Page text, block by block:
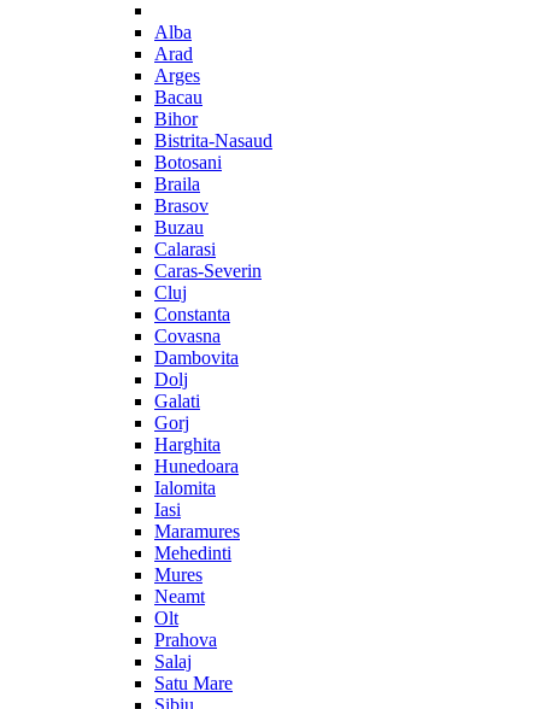
Alba
Arad
Arges
Bacau
Bihor
Bistrita-Nasaud
Botosani
Braila
Brasov
Buzau
Calarasi
Caras-Severin
Cluj
Constanta
Covasna
Dambovita
Dolj
Galati
Gorj
Harghita
Hunedoara
Ialomita
Iasi
Maramures
Mehedinti
Mures
Neamt
Olt
Prahova
Salaj
Satu Mare
Sibiu